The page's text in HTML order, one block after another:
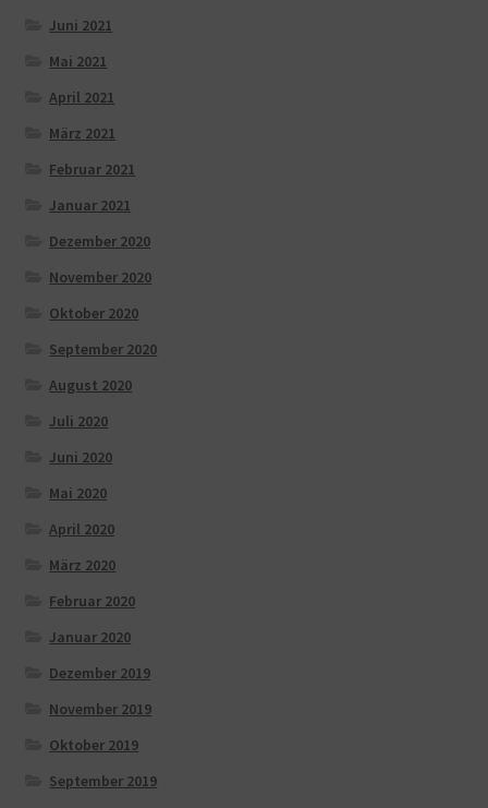
Juni 2021
Mai 2021
April 2021
März 2021
Februar 2021
Januar 2021
Dezember 2020
November 2020
Oktober 2020
September 2020
August 2020
Juli 2020
Juni 2020
Mai 2020
April 2020
März 2020
Februar 2020
Januar 2020
Dezember 2019
November 2019
Oktober 2019
September 2019